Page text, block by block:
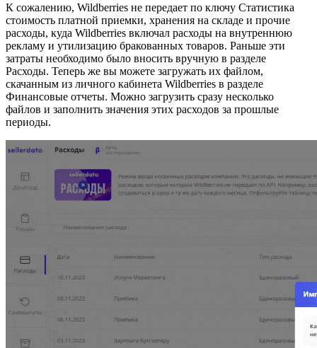
К сожалению, Wildberries не передает по ключу Статистика
стоимость платной приемки, хранения на складе и прочие
расходы, куда Wildberries включал расходы на внутреннюю
рекламу и утилизацию бракованных товаров. Раньше эти
затраты необходимо было вносить вручную в разделе
Расходы. Теперь же вы можете загружать их файлом,
скачанным из личного кабинета Wildberries в разделе
Финансовые отчеты. Можно загрузить сразу несколько
файлов и заполнить значения этих расходов за прошлые
периоды.